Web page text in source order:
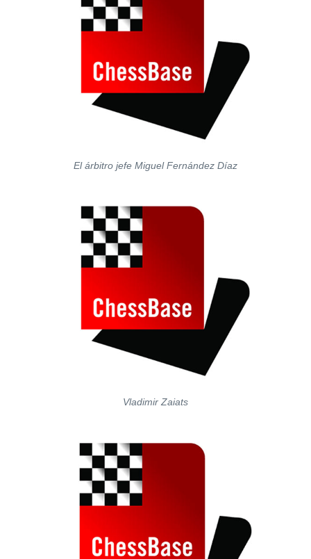
El árbitro jefe Miguel Fernández Díaz
Vladimir Zaiats